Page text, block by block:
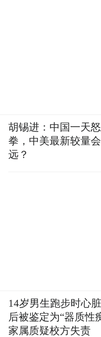
胡锡进：中国一天
拳，中美最新较量
远？
14岁男生跑步时心脏
后被鉴定为“器质性
家属质疑校方失责